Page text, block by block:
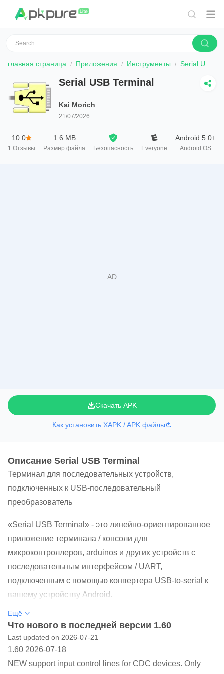
главная страница Приложения Инструменты Serial USB Terminal
Serial USB Terminal
Kai Morich
21/07/2026
10.0
1 Отзывы
1.6 MB
Размер файла Безопасность Everyone
Android 5.0+
Android OS
Скачать APK
Как установить XAPK / APK файлы
Oписание Serial USB Terminal
Терминал для последовательных устройств,
подключенных к USB-последовательный
преобразователь
«Serial USB Terminal» - это линейно-ориентированное
приложение терминала / консоли для
микроконтроллеров, arduinos и других устройств с
последовательным интерфейсом / UART,
подключенным с помощью конвертера USB-to-serial к
вашему устройству Android.
Это приложение поддерживает преобразователи USB
в последовательные на основе
- FTDI FT232, FT2232, ...
- Prolific PL2303
Ещё
Что нового в последней версии 1.60
Last updated on 2026-07-21
1.60 2026-07-18
NEW support input control lines for CDC devices. Only